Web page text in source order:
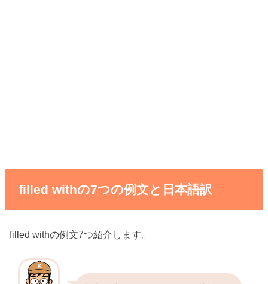
filled withの7つの例文と日本語訳
filled withの例文7つ紹介します。